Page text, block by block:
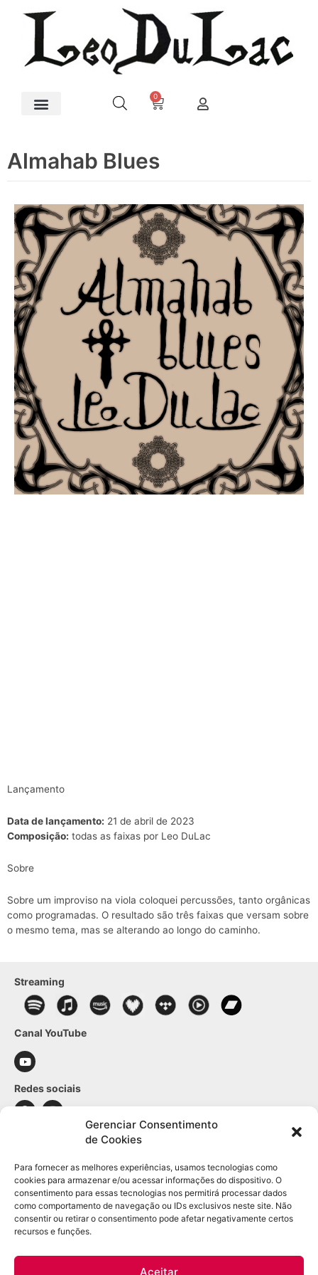
Gerenciar Consentimento
de Cookies
Para fornecer as melhores experiências, usamos tecnologias como
cookies para armazenar e/ou acessar informações do dispositivo. O
consentimento para essas tecnologias nos permitirá processar dados
como comportamento de navegação ou IDs exclusivos neste site. Não
consentir ou retirar o consentimento pode afetar negativamente certos
recursos e funções.
Aceitar
0
Almahab Blues
Lançamento
Data de lançamento: 21 de abril de 2023
Composição: todas as faixas por Leo DuLac
Sobre
Sobre um improviso na viola coloquei percussões, tanto orgânicas
como programadas. O resultado são três faixas que versam sobre
o mesmo tema, mas se alterando ao longo do caminho.
Streaming
Canal YouTube
Redes sociais
WhatsApp: (21) 98361-1509
E-mail: contato@leodulac.com.br
Informações sobre a loja
Política de privacidade